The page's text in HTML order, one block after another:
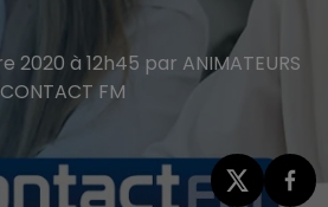
2020 à 12h45 par ANIMATEURS
CONTACT FM